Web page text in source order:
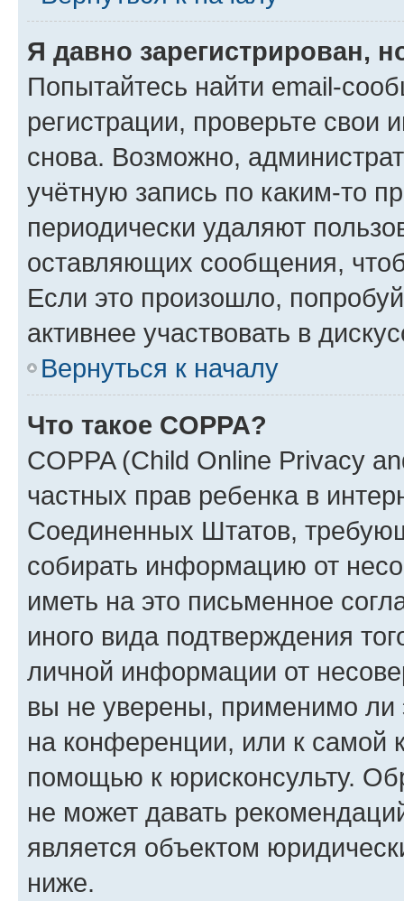
Я давно зарегистрирован,
Попытайтесь найти email-
регистрации, проверьте свои
снова. Возможно,
учётную запись по каким-то
периодически удаляют
оставляющих сообщения,
Если это произошло,
активнее участвовать в
Вернуться к началу
Что такое COPPA?
COPPA (Child Online Privacy
частных прав ребенка в
Соединенных Штатов,
собирать информацию от
иметь на это письменное
иного вида подтверждения
личной информации от
вы не уверены, применимо ли
на конференции, или к самой
помощью к юрисконсульту.
не может давать
является объектом
ниже.